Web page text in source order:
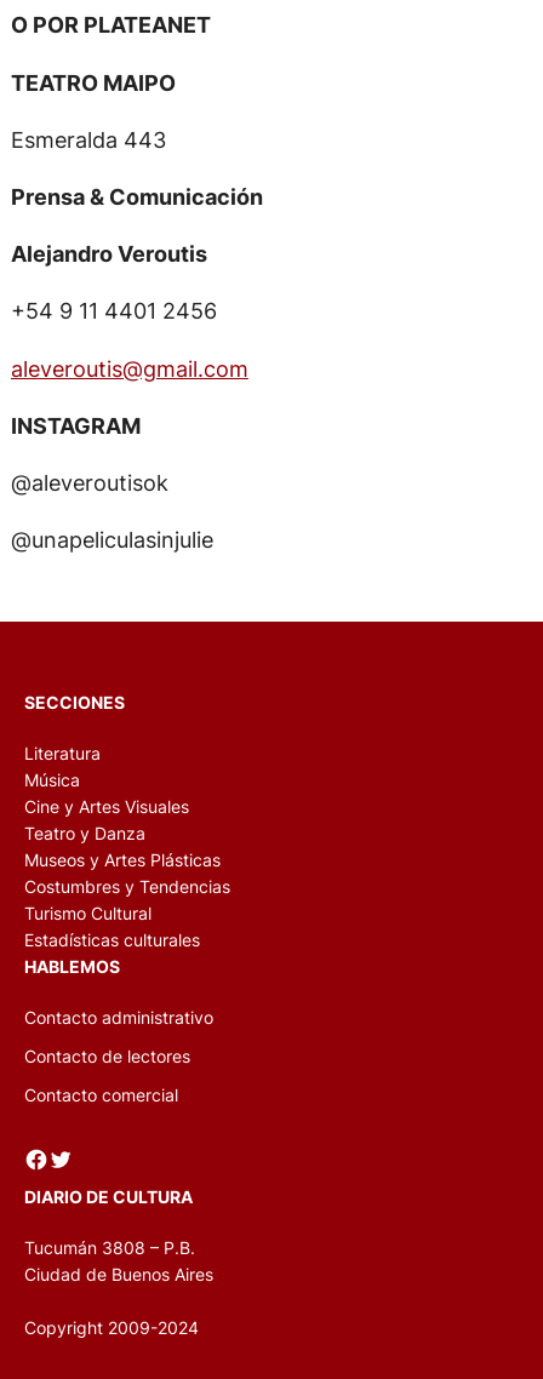
O POR PLATEANET
TEATRO MAIPO
Esmeralda 443
Prensa & Comunicación
Alejandro Veroutis
+54 9 11 4401 2456
aleveroutis@gmail.com
INSTAGRAM
@aleveroutisok
@unapeliculasinjulie
SECCIONES
Literatura
Música
Cine y Artes Visuales
Teatro y Danza
Museos y Artes Plásticas
Costumbres y Tendencias
Turismo Cultural
Estadísticas culturales
HABLEMOS
Contacto administrativo
Contacto de lectores
Contacto comercial
Facebook Twitter
DIARIO DE CULTURA
Tucumán 3808 – P.B.
Ciudad de Buenos Aires
Copyright 2009-2024